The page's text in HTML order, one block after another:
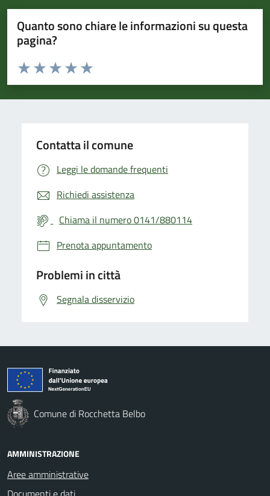
Quanto sono chiare le informazioni su questa
pagina?
Valuta da 1 a 5 stelle la pagina
Valuta 5 stelle su 5
Valuta 4 stelle su 5
Valuta 3 stelle su 5
Valuta 2 stelle su 5
Valuta 1 stelle su 5
Contatta il comune
Leggi le domande frequenti
Richiedi assistenza
Chiama il numero 0141/880114
Prenota appuntamento
Problemi in città
Segnala disservizio
Comune di Rocchetta Belbo
AMMINISTRAZIONE
Aree amministrative